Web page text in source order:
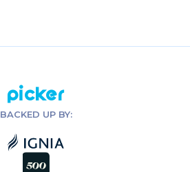
Picker
BACKED UP BY: